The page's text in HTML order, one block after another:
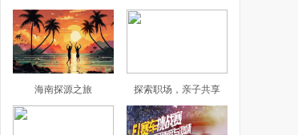
海南探源之旅 探索职场，亲子共享